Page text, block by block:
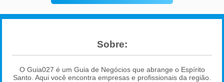
Sobre:
O Guia027 é um Guia de Negócios que abrange o Espírito
Santo. Aqui você encontra empresas e profissionais da região.